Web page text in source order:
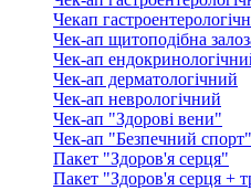
Чекап
Чек-ап щитоподібна
Чек-ап
Чек-ап дерматологічний
Чек-ап неврологічний
Чек-ап "Здорові вени"
Чек-ап "Безпечний спорт"
Пакет "Здоров'я серця"
Пакет "Здоров'я серця +